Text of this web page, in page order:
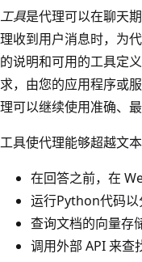
工具是代理可以在聊天
理收到用户消息时，为
的说明和可用的工具定
求，由您的应用程序或
理可以继续使用准确、最
工具使代理能够超越文
在回答之前，在
运行Python代码以
查询文档的向量存
调用外部 API 来查